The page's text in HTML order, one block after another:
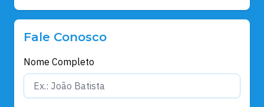
Fale Conosco
Nome Completo